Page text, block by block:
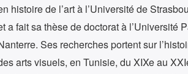
histoire de l’art à l’Université de
a fait sa thèse de doctorat à l’Université
Ses recherches portent sur
arts visuels, en Tunisie, du XIXe au